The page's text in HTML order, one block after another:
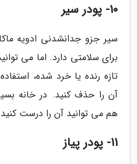
10- پودر سیر
سیر جزو جدانشدنی ادویه
برای سلامتی دارد. اما می
تازه رنده یا خرد شده،
آن را حذف کنید. در خانه
هم می توانید آن را درست
11- پودر پیاز